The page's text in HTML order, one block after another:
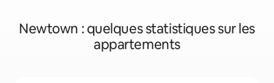
Newtown : quelques statistiques sur les
appartements